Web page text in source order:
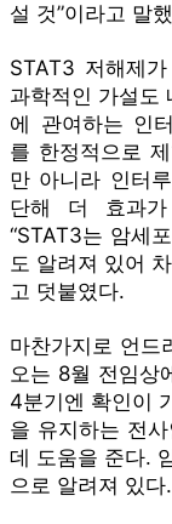
설 것”이라고 말
STAT3 저해제
과학적인 가설도
에 관여하는 인
를 한정적으로
만 아니라 인터
단해 더 효과
“STAT3는 암세
도 알려져 있어
고 덧붙였다.
마찬가지로 언드
오는 8월 전임상
4분기엔 확인이
을 유지하는 전
데 도움을 준다.
으로 알려져 있다.